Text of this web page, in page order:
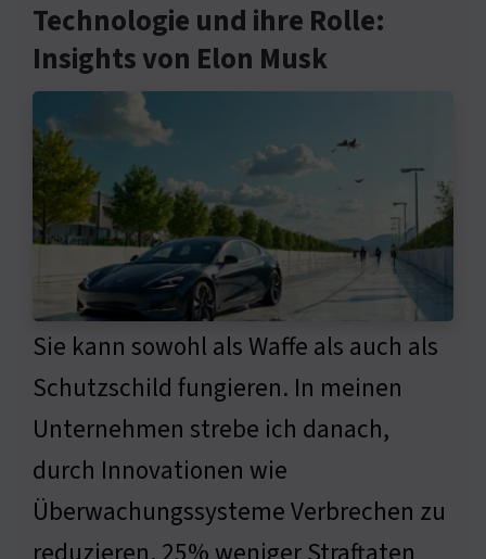
Technologie und ihre Rolle:
Insights von Elon Musk
Sie kann sowohl als Waffe als auch als
Schutzschild fungieren. In meinen
Unternehmen strebe ich danach,
durch Innovationen wie
Überwachungssysteme Verbrechen zu